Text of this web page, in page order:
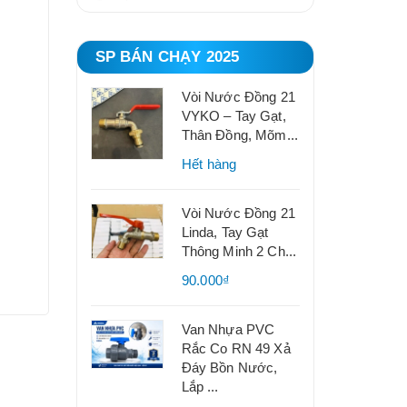
SP BÁN CHẠY 2025
Vòi Nước Đồng 21
VYKO – Tay Gạt,
Thân Đồng, Mõm...
Hết hàng
Vòi Nước Đồng 21
Linda, Tay Gạt
Thông Minh 2 Ch...
90.000₫
Van Nhựa PVC
Rắc Co RN 49 Xả
Đáy Bồn Nước,
Lắp ...